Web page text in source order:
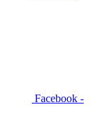
Facebook -